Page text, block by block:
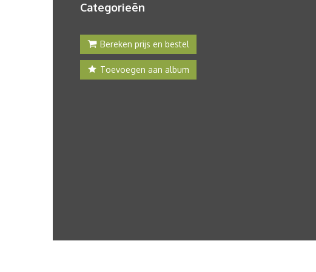
Categorieën
Bereken prijs en bestel
Toevoegen aan album